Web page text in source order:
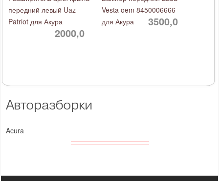
Авторазборки
Acura
передний левый Uaz
Patriot для Акура
2000,0
Vesta oem 8450006666
для Акура
3500,0